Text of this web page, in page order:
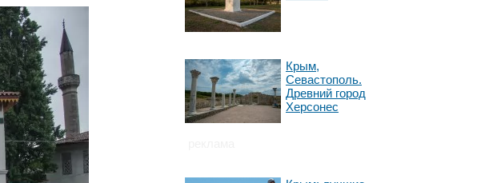
Крым,
Севастополь.
Древний город
Херсонес